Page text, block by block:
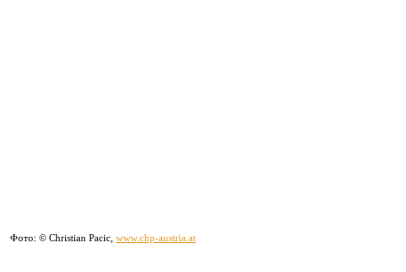
Фото: © Christian Pacic, www.chp-austria.at